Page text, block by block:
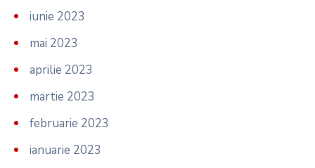
iunie 2023
mai 2023
aprilie 2023
martie 2023
februarie 2023
ianuarie 2023